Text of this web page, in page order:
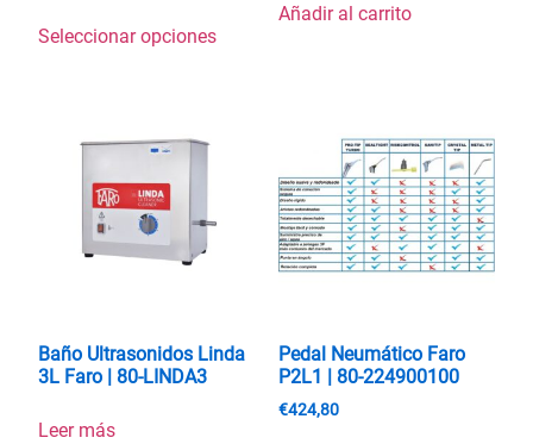
Seleccionar opciones
Añadir al carrito
Baño Ultrasonidos Linda
3L Faro | 80-LINDA3
Leer más
Pedal Neumático Faro
P2L1 | 80-224900100
€424,80